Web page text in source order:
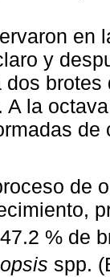
en
y
dos
A la
de
% de
spp.